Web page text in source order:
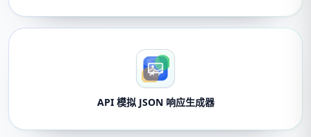
API 模拟 JSON 响应生成器